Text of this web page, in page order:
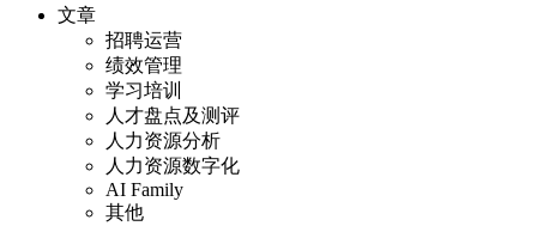
文章
招聘运营
绩效管理
学习培训
人才盘点及测评
人力资源分析
人力资源数字化
AI Family
其他